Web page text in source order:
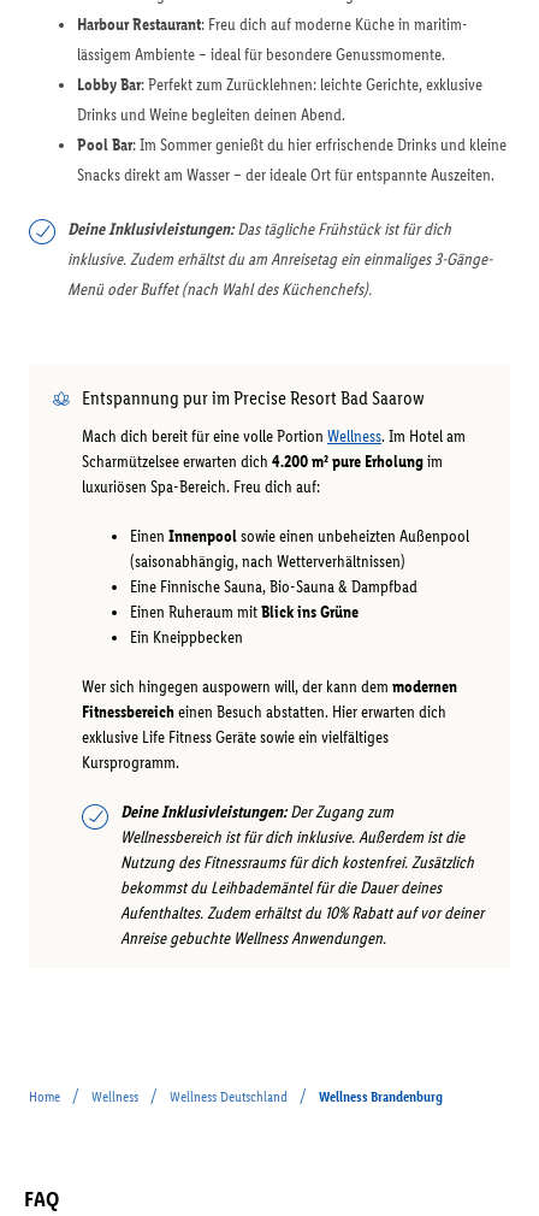
Harbour Restaurant: Freu dich auf moderne Küche in maritim-
lässigem Ambiente – ideal für besondere Genussmomente.
Lobby Bar: Perfekt zum Zurücklehnen: leichte Gerichte, exklusive
Drinks und Weine begleiten deinen Abend.
Pool Bar: Im Sommer genießt du hier erfrischende Drinks und kleine
Snacks direkt am Wasser – der ideale Ort für entspannte Auszeiten.
Deine Inklusivleistungen:Das tägliche Frühstück ist für dich
inklusive. Zudem erhältst du am Anreisetag ein einmaliges 3-Gänge-
Menü oder Buffet (nach Wahl des Küchenchefs).
Entspannung pur im Precise Resort Bad Saarow
Mach dich bereit für eine volle Portion Wellness. Im Hotel am
Scharmützelsee erwarten dich 4.200 m² pure Erholungim
luxuriösen Spa-Bereich. Freu dich auf:
Einen Innenpoolsowie einen unbeheizten Außenpool
(saisonabhängig, nach Wetterverhältnissen)
Eine Finnische Sauna, Bio-Sauna & Dampfbad
Einen Ruheraum mitBlick ins Grüne
Ein Kneippbecken
Wer sich hingegen auspowern will, der kann dem modernen
Fitnessbereicheinen Besuch abstatten. Hier erwarten dich
exklusive Life Fitness Geräte sowie ein vielfältiges
Kursprogramm.
Deine Inklusivleistungen:Der Zugang zum
Wellnessbereich ist für dich inklusive. Außerdem ist die
Nutzung des Fitnessraums für dich kostenfrei. Zusätzlich
bekommst du Leihbademäntel für die Dauer deines
Aufenthaltes. Zudem erhältst du 10% Rabatt auf vor deiner
Anreise gebuchte Wellness Anwendungen.
Home / Wellness / Wellness Deutschland / Wellness Brandenburg
FAQ